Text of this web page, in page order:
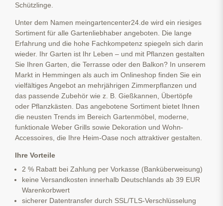
Schützlinge.
Unter dem Namen meingartencenter24.de wird ein riesiges
Sortiment für alle Gartenliebhaber angeboten. Die lange
Erfahrung und die hohe Fachkompetenz spiegeln sich darin
wieder. Ihr Garten ist Ihr Leben – und mit Pflanzen gestalten
Sie Ihren Garten, die Terrasse oder den Balkon? In unserem
Markt in Hemmingen als auch im Onlineshop finden Sie ein
vielfältiges Angebot an mehrjährigen Zimmerpflanzen und
das passende Zubehör wie z. B. Gießkannen, Übertöpfe
oder Pflanzkästen. Das angebotene Sortiment bietet Ihnen
die neusten Trends im Bereich Gartenmöbel, moderne,
funktionale Weber Grills sowie Dekoration und Wohn-
Accessoires, die Ihre Heim-Oase noch attraktiver gestalten.
Ihre Vorteile
2 % Rabatt bei Zahlung per Vorkasse (Banküberweisung)
keine Versandkosten innerhalb Deutschlands ab 39 EUR
Warenkorbwert
sicherer Datentransfer durch SSL/TLS-Verschlüsselung